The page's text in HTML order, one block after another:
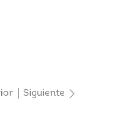
Siguiente